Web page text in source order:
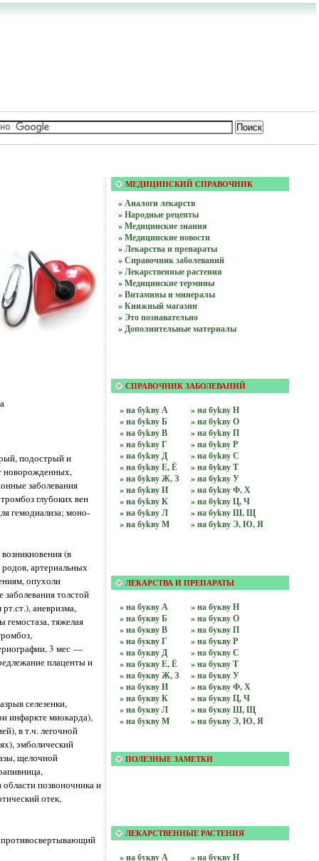
подострый и
новорожденных,
заболевания
глубоких вен
гемодиализа; моно-
(в
артериальных
опухоли
толстой
аневризма,
тяжелая
3 мес —
плаценты и
селезенки,
инфаркте миокарда),
в т.ч. легочной
эмболический
щелочной
позвоночника и
отек,
противосвертывающий
МЕДИЦИНСКИЙ СПРАВОЧНИК
» Аналоги лекарств
» Народные рецепты
» Медицинские знания
» Медицинские новости
» Лекарства и препараты
» Справочник заболеваний
» Лекарственные растения
» Медицинские термины
» Витамины и минералы
» Книжный магазин
» Это познавательно
» Дополнительные материалы
СПРАВОЧНИК ЗАБОЛЕВАНИЙ
» на буkву А
» на буkву Б
» на буkву В
» на буkву Г
» на буkву Д
» на буkву Е, Ё
» на буkву Ж, З
» на буkву И
» на буkву К
» на буkву Л
» на буkву М
» на буkву Н
» на буkву О
» на буkву П
» на буkву Р
» на буkву С
» на буkву Т
» на буkву У
» на буkву Ф, Х
» на буkву Ц, Ч
» на буkву Ш, Щ
» на буkву Э, Ю, Я
ЛЕКАРСТВА И ПРЕПАРАТЫ
» нa букву А
» нa букву Б
» нa букву В
» нa букву Г
» нa букву Д
» нa букву Е, Ё
» нa букву Ж, З
» нa букву И
» нa букву К
» нa букву Л
» нa букву М
» нa букву Н
» нa букву О
» нa букву П
» нa букву Р
» нa букву С
» нa букву Т
» нa букву У
» нa букву Ф, Х
» нa букву Ц, Ч
» нa букву Ш, Щ
» нa букву Э, Ю, Я
ПОЛЕЗНЫЕ ЗАМЕТКИ
ЛЕКАРСТВЕННЫЕ РАСТЕНИЯ
» на бyквy А
» на бyквy Н